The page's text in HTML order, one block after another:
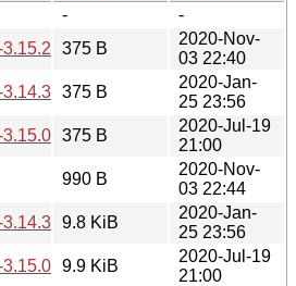
-
-
1.hint
375 B
2020-Nov-
03 22:40
1.hint
375 B
2020-Jan-
25 23:56
1.hint
375 B
2020-Jul-19
21:00
990 B
2020-Nov-
03 22:44
1.tar.xz
9.8 KiB
2020-Jan-
25 23:56
1.tar.xz
9.9 KiB
2020-Jul-19
21:00